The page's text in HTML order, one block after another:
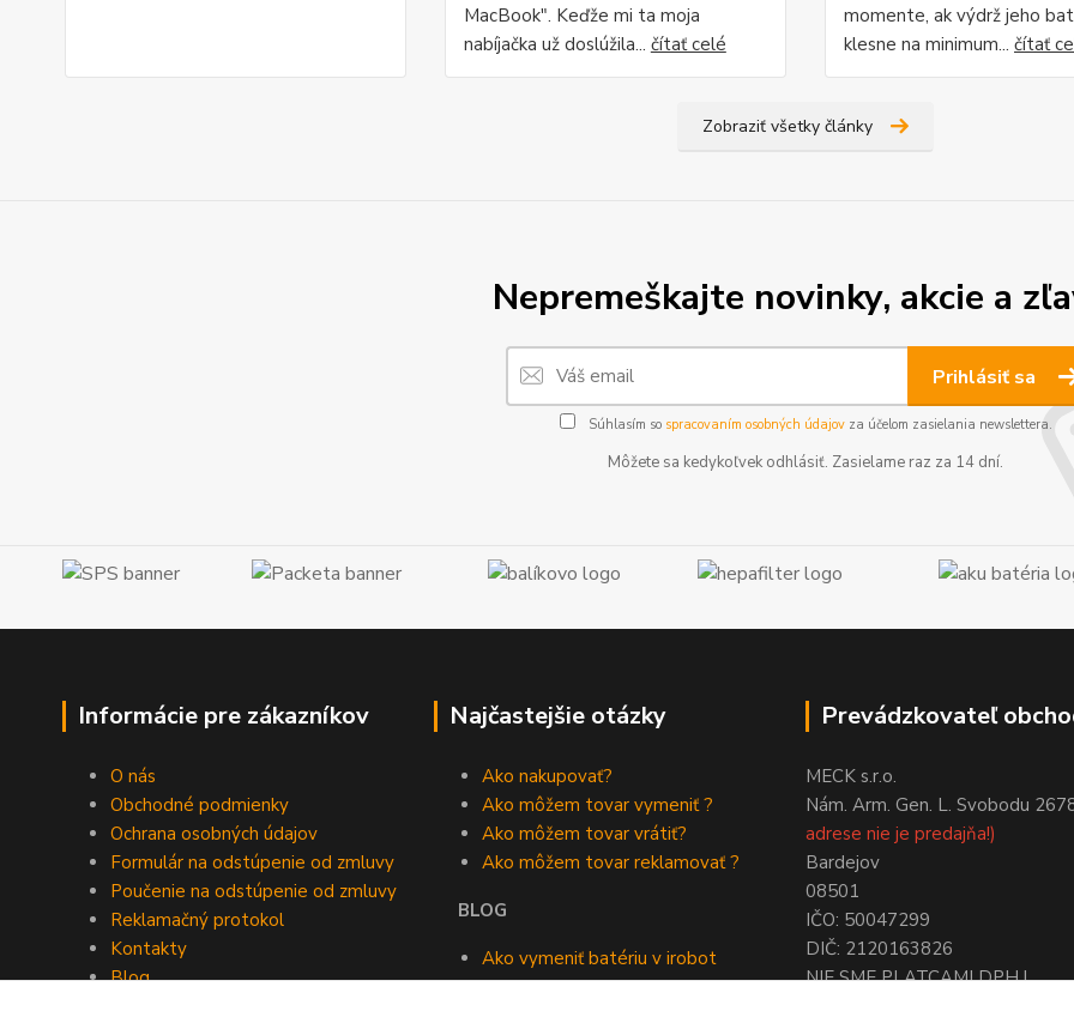
MacBook". Keďže mi ta moja
nabíjačka už doslúžila... čítať celé
momente, ak výdrž jeho
klesne na minimum... čítať
Zobraziť všetky články
Nepremeškajte novinky, akcie a
Prihlásiť sa
Súhlasím so spracovaním osobných údajovza účelom zasielania newslettera.
Môžete sa kedykoľvek odhlásiť. Zasielame raz za 14 dní.
Informácie pre zákazníkov
O nás
Obchodné podmienky
Ochrana osobných údajov
Formulár na odstúpenie od zmluvy
Poučenie na odstúpenie od zmluvy
Reklamačný protokol
Kontakty
Blog
Najčastejšie otázky
Ako nakupovať?
Ako môžem tovar vymeniť ?
Ako môžem tovar vrátiť?
Ako môžem tovar reklamovať ?
BLOG
Ako vymeniť batériu v irobot
roomba
Prevádzkovateľ
MECK s.r.o.
Nám. Arm. Gen. L. Svobodu
adrese nie je predajňa!)
Bardejov
08501
IČO: 50047299
DIČ: 2120163826
NIE SME PLATCAMI DPH !